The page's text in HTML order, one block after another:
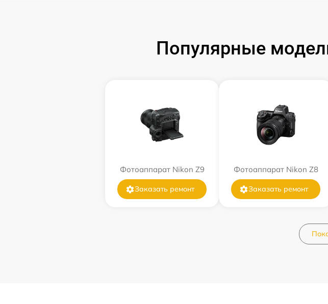
Популярные
Фотоаппарат Nikon Z9
Заказать ремонт
Фотоаппарат Nikon Z8
Заказать ремонт